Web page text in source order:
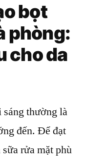
bọt
phòng:
cho da
thường là
đến. Để đạt
rửa mặt phù